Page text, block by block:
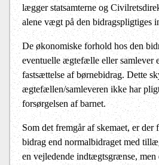
lægger statsamterne og
alene vægt på den bi­dragspligtiges
De økonomiske forhold hos den
eventuelle ægtefælle eller samlever
fastsættelse af børnebidrag. Dette
ægtefællen/samleveren ikke har
forsørgelsen af barnet.
Som det fremgår af skemaet, er der
bidrag end normalbidraget med
en vejledende indtægtsgrænse, men